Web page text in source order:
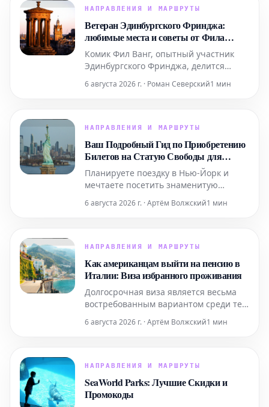
поесть и комфортно остановиться в
НАПРАВЛЕНИЯ И МАРШРУТЫ
Ветеран Эдинбургского Фринджа:
любимые места и советы от Фила
Ванга
Комик Фил Ванг, опытный участник
Эдинбургского Фринджа, делится
вкусно поесть и выпить во время
которые еще можно забронировать.
6 августа 2026 г. · Роман Северский1 мин
НАПРАВЛЕНИЯ И МАРШРУТЫ
Ваш Подробный Гид по Приобретению
Билетов на Статую Свободы для
Поездки в Нью-Йорк
Планируете поездку в Нью-Йорк и
мечтаете посетить знаменитую
содержит всю необходимую
максимально эффективно
всемирно известной
достопримечательности. Узнайте, как
забронир
6 августа 2026 г. · Артём Волжский1 мин
НАПРАВЛЕНИЯ И МАРШРУТЫ
Как американцам выйти на пенсию в
Италии: Виза избранного проживания
Долгосрочная виза является весьма
востребованным вариантом среди тех,
постоянное жительство. Ниже
6 августа 2026 г. · Артём Волжский1 мин
НАПРАВЛЕНИЯ И МАРШРУТЫ
SeaWorld Parks: Лучшие Скидки и
Промокоды